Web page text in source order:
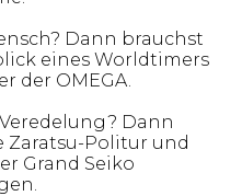
Dann brauchst
eines Worldtimers
der OMEGA.
Dann
Zaratsu-Politur und
Grand Seiko